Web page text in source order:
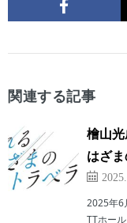
関連する記事
檜⼭
はざ
2025年6
TTホー